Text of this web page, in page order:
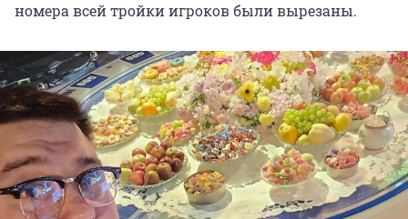
номера всей тройки игроков были вырезаны.